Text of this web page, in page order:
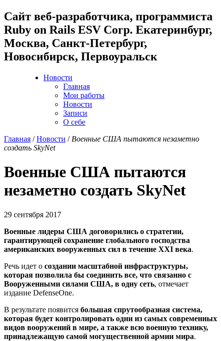
Cайт веб-разработчика, программиста
Ruby on Rails ESV Corp. Екатеринбург,
Москва, Санкт-Петербург,
Новосибирск, Первоуральск
Новости
Главная
Мои работы
Новости
Записи
О себе
Главная /Новости / Военные США пытаются незаметно
создать SkyNet
Военные США пытаются
незаметно создать SkyNet
29 сентября 2017
Военные лидеры США договорились о стратегии,
гарантирующей сохранение глобального господства
американских вооруженных сил в течение XXI века.
Речь идет о создании масштабной инфраструктуры,
которая позволила бы соединить все, что связанно с
Вооруженными силами США, в одну сеть, отмечает
издание DefenseOne.
В результате появится большая спрутообразная система,
которая будет контролировать одни из самых современных
видов вооружений в мире, а также всю военную технику,
принадлежащую самой могущественной армии мира.